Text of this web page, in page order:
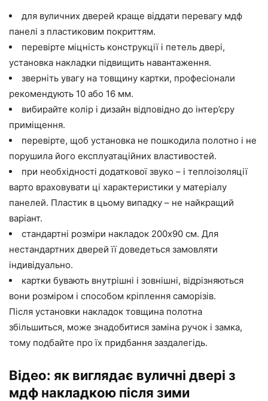
для вуличних дверей краще віддати перевагу мдф
панелі з пластиковим покриттям.
перевірте міцність конструкції і петель двері,
установка накладки підвищить навантаження.
зверніть увагу на товщину картки, професіонали
рекомендують 10 або 16 мм.
вибирайте колір і дизайн відповідно до інтер’єру
приміщення.
перевірте, щоб установка не пошкодила полотно і не
порушила його експлуатаційних властивостей.
при необхідності додаткової звуко – і теплоізоляції
варто враховувати ці характеристики у матеріалу
панелей. Пластик в цьому випадку – не найкращий
варіант.
стандартні розміри накладок 200х90 см. Для
нестандартних дверей її доведеться замовляти
індивідуально.
картки бувають внутрішні і зовнішні, відрізняються
вони розміром і способом кріплення саморізів.
Після установки накладок товщина полотна
збільшиться, може знадобитися заміна ручок і замка,
тому подбайте про їх придбання заздалегідь.
Відео: як виглядає вуличні двері з
мдф накладкою після зими